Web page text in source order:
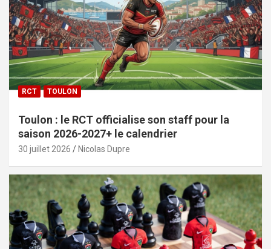
RCT TOULON
Toulon : le RCT officialise son staff pour la
saison 2026-2027+ le calendrier
30 juillet 2026 Nicolas Dupre